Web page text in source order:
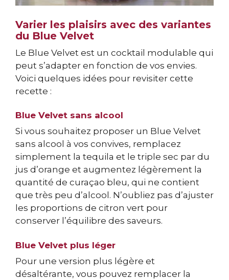
Varier les plaisirs avec des variantes
du Blue Velvet
Le Blue Velvet est un cocktail modulable qui
peut s’adapter en fonction de vos envies.
Voici quelques idées pour revisiter cette
recette :
Blue Velvet sans alcool
Si vous souhaitez proposer un Blue Velvet
sans alcool à vos convives, remplacez
simplement la tequila et le triple sec par du
jus d’orange et augmentez légèrement la
quantité de curaçao bleu, qui ne contient
que très peu d’alcool. N’oubliez pas d’ajuster
les proportions de citron vert pour
conserver l’équilibre des saveurs.
Blue Velvet plus léger
Pour une version plus légère et
désaltérante, vous pouvez remplacer la